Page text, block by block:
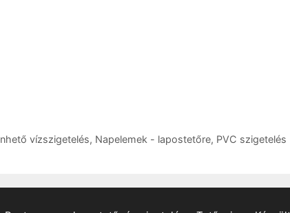
vízszigetelés, Napelemek - lapostetőre, PVC szigetelés